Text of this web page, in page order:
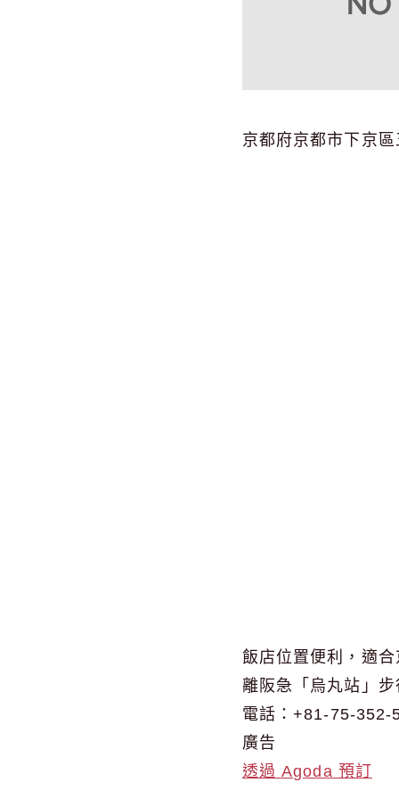
京都府京都市下京
飯店位置便利，適
離阪急「烏丸站」
電話：+81-75-352-
廣告
透過 Agoda 預訂